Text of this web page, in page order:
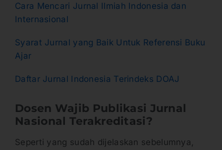
Cara Mencari Jurnal Ilmiah Indonesia dan
Internasional
Syarat Jurnal yang Baik Untuk Referensi Buku
Ajar
Daftar Jurnal Indonesia Terindeks DOAJ
Dosen Wajib Publikasi Jurnal
Nasional Terakreditasi?
Seperti yang sudah dijelaskan sebelumnya,